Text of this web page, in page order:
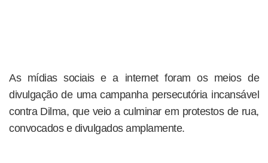
As mídias sociais e a internet foram os meios de
divulgação de uma campanha persecutória incansável
contra Dilma, que veio a culminar em protestos de rua,
convocados e divulgados amplamente.